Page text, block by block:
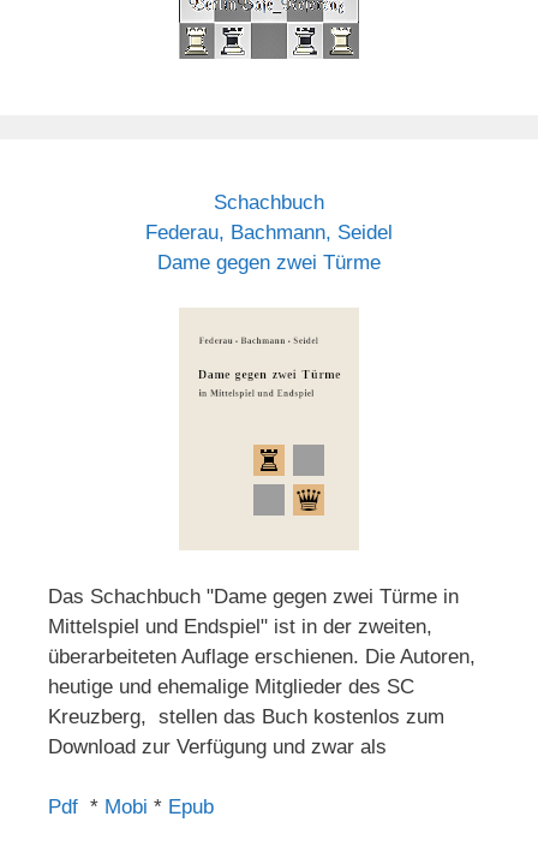
Schachbuch
Federau, Bachmann, Seidel
Dame gegen zwei Türme
Das Schachbuch "Dame gegen zwei Türme in
Mittelspiel und Endspiel" ist in der zweiten,
überarbeiteten Auflage erschienen. Die Autoren,
heutige und ehemalige Mitglieder des SC
Kreuzberg, stellen das Buch kostenlos zum
Download zur Verfügung und zwar als
Pdf * Mobi * Epub